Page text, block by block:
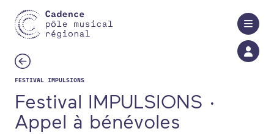
FESTIVAL IMPULSIONS
Festival IMPULSIONS ·
Appel à bénévoles